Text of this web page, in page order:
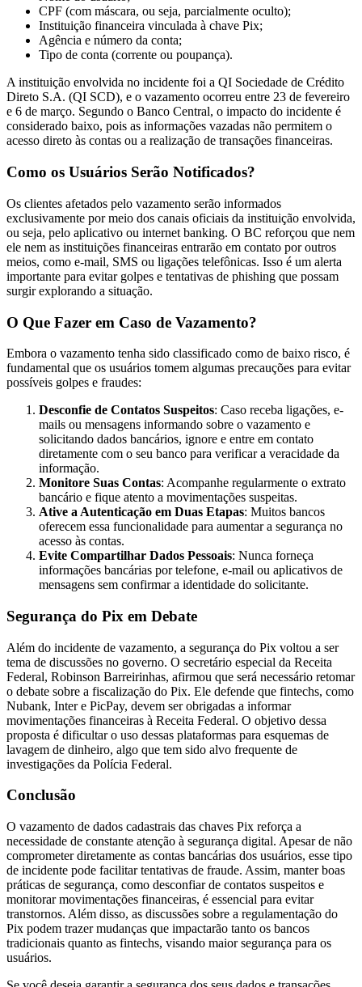
CPF (com máscara, ou seja, parcialmente oculto);
Instituição financeira vinculada à chave Pix;
Agência e número da conta;
Tipo de conta (corrente ou poupança).
A instituição envolvida no incidente foi a QI Sociedade de Crédito
Direto S.A. (QI SCD), e o vazamento ocorreu entre 23 de fevereiro
e 6 de março. Segundo o Banco Central, o impacto do incidente é
considerado baixo, pois as informações vazadas não permitem o
acesso direto às contas ou a realização de transações financeiras.
Como os Usuários Serão Notificados?
Os clientes afetados pelo vazamento serão informados
exclusivamente por meio dos canais oficiais da instituição envolvida,
ou seja, pelo aplicativo ou internet banking. O BC reforçou que nem
ele nem as instituições financeiras entrarão em contato por outros
meios, como e-mail, SMS ou ligações telefônicas. Isso é um alerta
importante para evitar golpes e tentativas de phishing que possam
surgir explorando a situação.
O Que Fazer em Caso de Vazamento?
Embora o vazamento tenha sido classificado como de baixo risco, é
fundamental que os usuários tomem algumas precauções para evitar
possíveis golpes e fraudes:
Desconfie de Contatos Suspeitos: Caso receba ligações, e-
mails ou mensagens informando sobre o vazamento e
solicitando dados bancários, ignore e entre em contato
diretamente com o seu banco para verificar a veracidade da
informação.
Monitore Suas Contas: Acompanhe regularmente o extrato
bancário e fique atento a movimentações suspeitas.
Ative a Autenticação em Duas Etapas: Muitos bancos
oferecem essa funcionalidade para aumentar a segurança no
acesso às contas.
Evite Compartilhar Dados Pessoais: Nunca forneça
informações bancárias por telefone, e-mail ou aplicativos de
mensagens sem confirmar a identidade do solicitante.
Segurança do Pix em Debate
Além do incidente de vazamento, a segurança do Pix voltou a ser
tema de discussões no governo. O secretário especial da Receita
Federal, Robinson Barreirinhas, afirmou que será necessário retomar
o debate sobre a fiscalização do Pix. Ele defende que fintechs, como
Nubank, Inter e PicPay, devem ser obrigadas a informar
movimentações financeiras à Receita Federal. O objetivo dessa
proposta é dificultar o uso dessas plataformas para esquemas de
lavagem de dinheiro, algo que tem sido alvo frequente de
investigações da Polícia Federal.
Conclusão
O vazamento de dados cadastrais das chaves Pix reforça a
necessidade de constante atenção à segurança digital. Apesar de não
comprometer diretamente as contas bancárias dos usuários, esse tipo
de incidente pode facilitar tentativas de fraude. Assim, manter boas
práticas de segurança, como desconfiar de contatos suspeitos e
monitorar movimentações financeiras, é essencial para evitar
transtornos. Além disso, as discussões sobre a regulamentação do
Pix podem trazer mudanças que impactarão tanto os bancos
tradicionais quanto as fintechs, visando maior segurança para os
usuários.